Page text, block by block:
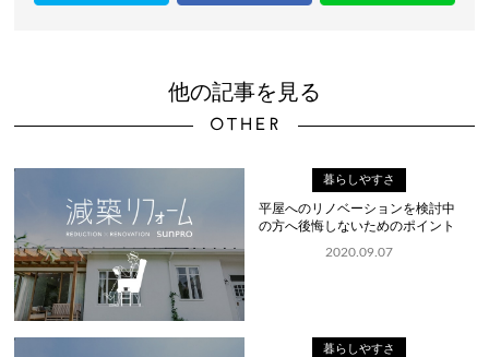
他の記事を見る
OTHER
暮らしやすさ
平屋へのリノベーションを検討中
の方へ後悔しないためのポイント
2020.09.07
暮らしやすさ